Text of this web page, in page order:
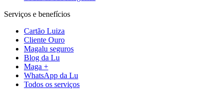
Serviços e benefícios
Cartão Luiza
Cliente Ouro
Magalu seguros
Blog da Lu
Maga +
WhatsApp da Lu
Todos os serviços